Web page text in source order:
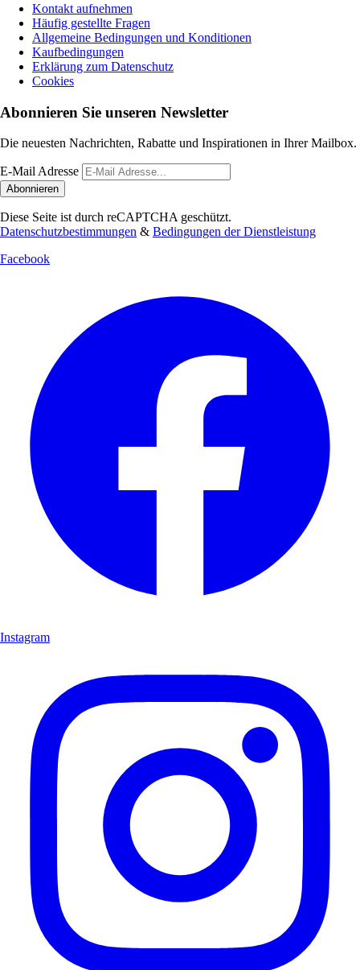
Kontakt aufnehmen
Häufig gestellte Fragen
Allgemeine Bedingungen und Konditionen
Kaufbedingungen
Erklärung zum Datenschutz
Cookies
Abonnieren Sie unseren Newsletter
Die neuesten Nachrichten, Rabatte und Inspirationen in Ihrer Mailbox.
E-Mail Adresse
Abonnieren
Diese Seite ist durch reCAPTCHA geschützt.
Datenschutzbestimmungen & Bedingungen der Dienstleistung
Facebook
Instagram